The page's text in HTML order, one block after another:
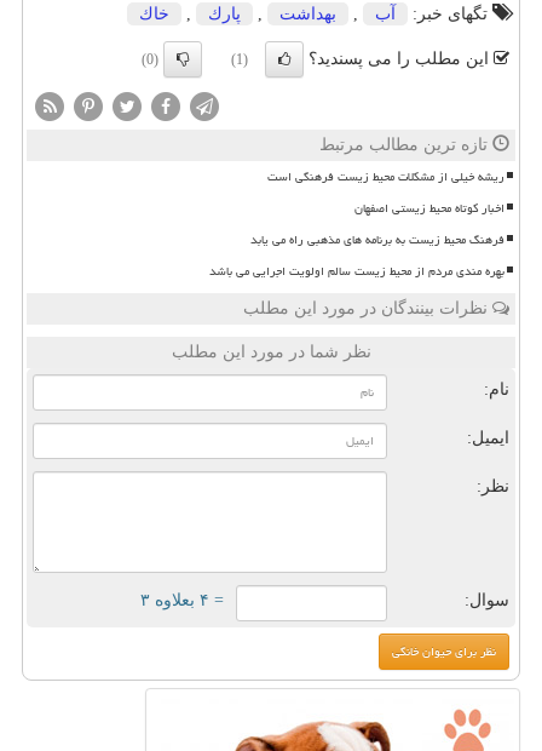
تگهای خبر:
آب , بهداشت , پارك , خاك
این مطلب را می پسندید؟ (1)
(0)
تازه ترین مطالب مرتبط
ریشه خیلی از مشکلات محیط زیست فرهنگی است
اخبار کوتاه محیط زیستی اصفهان
فرهنگ محیط زیست به برنامه های مذهبی راه می یابد
بهره مندی مردم از محیط زیست سالم اولویت اجرایی می باشد
نظرات بینندگان در مورد این مطلب
نظر شما در مورد این مطلب
نام:
ایمیل:
نظر:
سوال: = ۴ بعلاوه ۳